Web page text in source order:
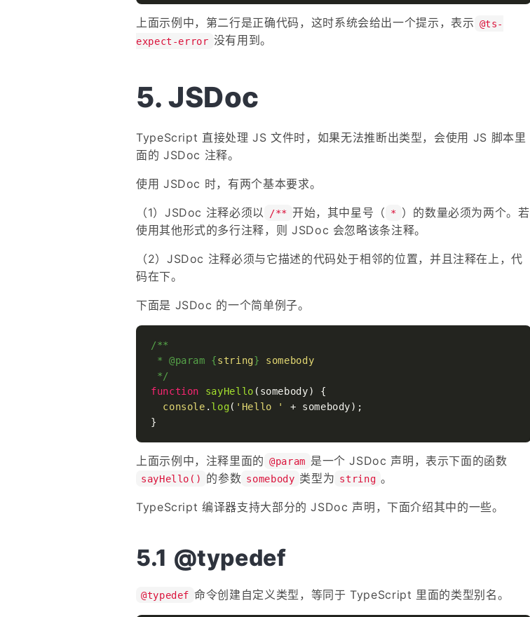
上面示例中，第二行是正确代码，这时系统会给出一个提示，表示 @ts-
expect-error 没有用到。
JSDoc
TypeScript 直接处理 JS 文件时，如果无法推断出类型，会使用 JS 脚本里
面的 JSDoc 注释。
使用 JSDoc 时，有两个基本要求。
（1）JSDoc 注释必须以 /** 开始，其中星号（ *
）的数量必须为两个。若
使用其他形式的多行注释，则 JSDoc 会忽略该条注释。
（2）JSDoc 注释必须与它描述的代码处于相邻的位置，并且注释在上，代
码在下。
下面是 JSDoc 的一个简单例子。
/**
* @param {string} somebody
*/
function
sayHello ( somebody) {
console . log( 'Hello '
+ somebody);
上面示例中，注释里面的 @param 是一个 JSDoc 声明，表示下面的函数
sayHello() 的参数 somebody 类型为 string 。
TypeScript 编译器支持大部分的 JSDoc 声明，下面介绍其中的一些。
@typedef
@typedef 命令创建自定义类型，等同于 TypeScript 里面的类型别名。